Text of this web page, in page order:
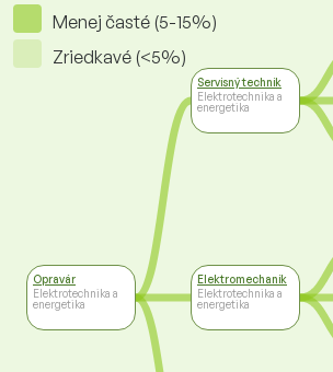
Menej časté (5-15%)
Zriedkavé (<5%)
Opravár
Elektrotechnika a
energetika
Servisný technik
Elektrotechnika a
energetika
Elektromechanik
Elektrotechnika a
energetika